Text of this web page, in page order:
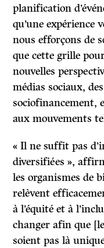
planification
qu’une expérience
nous efforçons de
que cette grille
nouvelles
médias sociaux,
sociofinancement,
aux mouvements
« Il ne suffit pas
diversifiées »,
les organismes de
relèvent
à l’équité et à
changer afin que
soient pas là